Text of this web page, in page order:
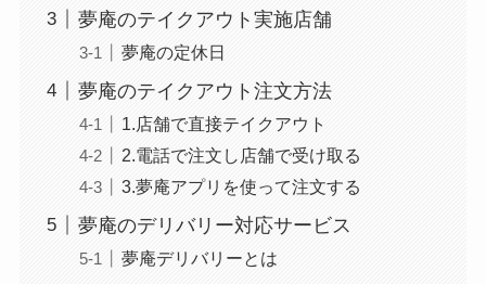
夢庵のテイクアウト実施店舗
夢庵の定休日
夢庵のテイクアウト注文方法
1.店舗で直接テイクアウト
2.電話で注文し店舗で受け取る
3.夢庵アプリを使って注文する
夢庵のデリバリー対応サービス
夢庵デリバリーとは